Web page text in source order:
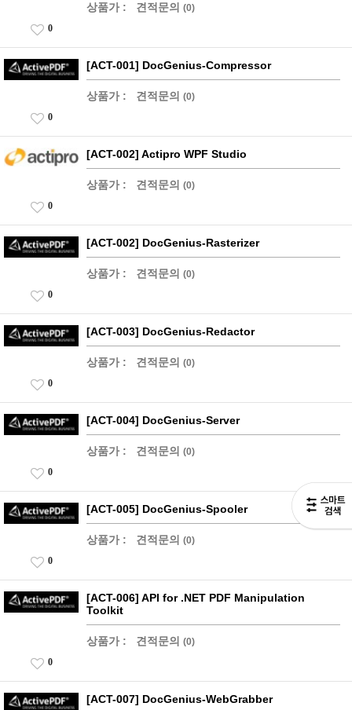
상품가 : 견적문의 (0)
0
[ACT-001] DocGenius-Compressor
상품가 : 견적문의 (0)
0
[ACT-002] Actipro WPF Studio
상품가 : 견적문의 (0)
0
[ACT-002] DocGenius-Rasterizer
상품가 : 견적문의 (0)
0
[ACT-003] DocGenius-Redactor
상품가 : 견적문의 (0)
0
[ACT-004] DocGenius-Server
상품가 : 견적문의 (0)
0
[ACT-005] DocGenius-Spooler
상품가 : 견적문의 (0)
0
[ACT-006] API for .NET PDF Manipulation
Toolkit
상품가 : 견적문의 (0)
0
[ACT-007] DocGenius-WebGrabber